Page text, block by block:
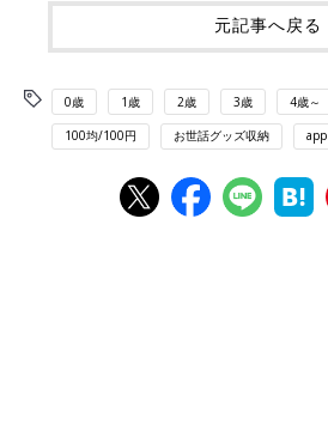
元記事へ戻る
0歳 1歳 2歳 3歳 4歳～
100均/100円 お世話グッズ収納 app